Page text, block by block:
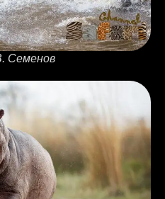
Семенов